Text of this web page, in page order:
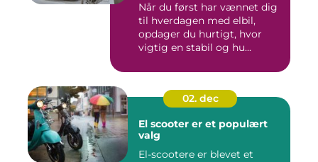
Når du først har vænnet dig
til hverdagen med elbil,
opdager du hurtigt, hvor
vigtig en stabil og hu...
02. dec
El scooter er et populært
valg
El-scootere er blevet et